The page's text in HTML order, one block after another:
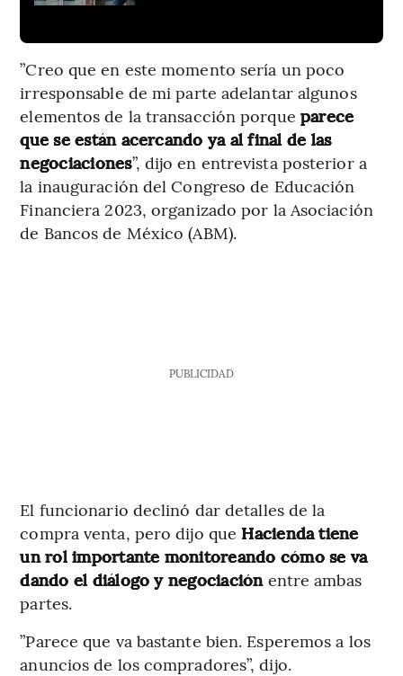
”Creo que en este momento sería un poco
irresponsable de mi parte adelantar algunos
elementos de la transacción porque parece
que se están acercando ya al final de las
negociaciones”, dijo en entrevista posterior a
la inauguración del Congreso de Educación
Financiera 2023, organizado por la Asociación
de Bancos de México (ABM).
PUBLICIDAD
El funcionario declinó dar detalles de la
compra venta, pero dijo que Hacienda tiene
un rol importante monitoreando cómo se va
dando el diálogo y negociaciónentre ambas
partes.
”Parece que va bastante bien. Esperemos a los
anuncios de los compradores”, dijo.